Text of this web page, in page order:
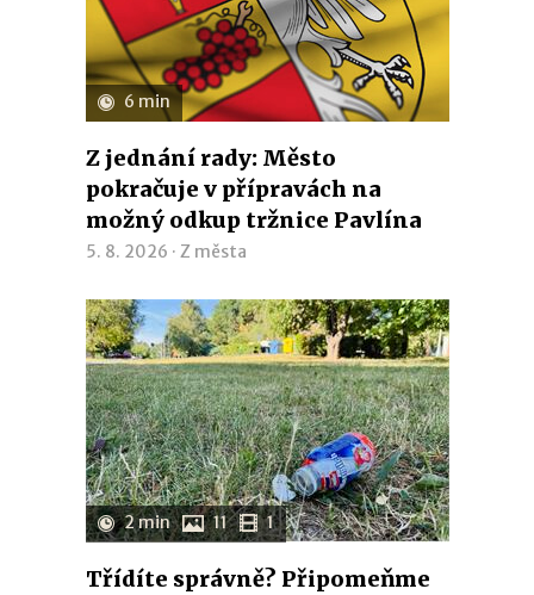
6 min
Z jednání rady: Město
pokračuje v přípravách na
možný odkup tržnice Pavlína
5. 8. 2026 · Z města
2 min 11 1
Třídíte správně? Připomeňme